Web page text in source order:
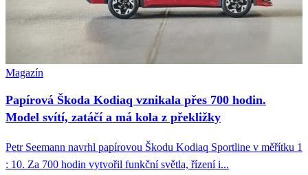
Magazín
Papírová Škoda Kodiaq vznikala přes 700 hodin.
Model svítí, zatáčí a má kola z překližky
Petr Seemann navrhl papírovou Škodu Kodiaq Sportline v měřítku 1
: 10. Za 700 hodin vytvořil funkční světla, řízení i...